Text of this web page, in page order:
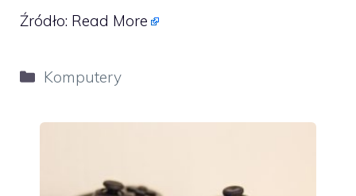
Źródło: Read More
Kategorie
Komputery